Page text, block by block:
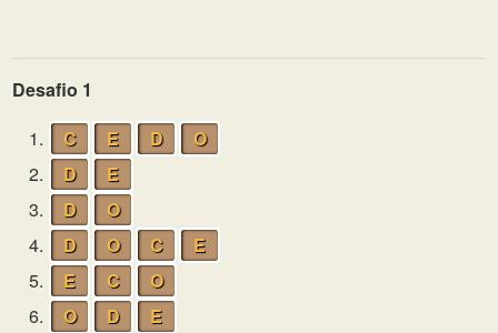
Desafio 1
1.
C E D
O
2.
D
E
3.
D
O
4.
D O C
E
5.
E C
O
6.
O D
E